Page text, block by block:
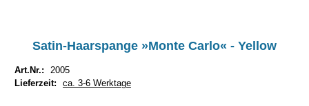
Satin-Haarspange »Monte Carlo« - Yellow
Art.Nr.:
2005
Lieferzeit:
ca. 3-6 Werktage